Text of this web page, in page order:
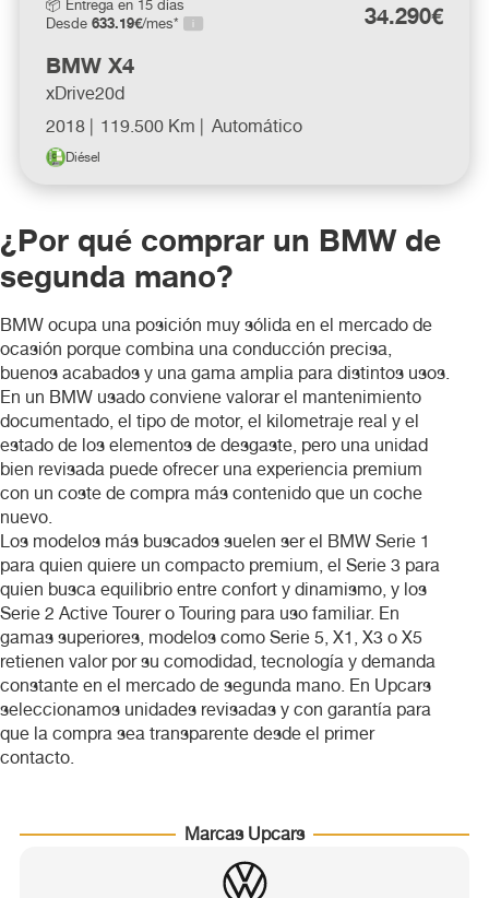
Nissan
Opel
Peugeot
santana
Seat
Skoda
Toyota
Volkswagen
Volvo
📦 Entrega en 15 días
Desde 633.19€/mes*
34.290€
BMW X4
xDrive20d
2018 | 119.500 Km | Automático
Diésel
¿Por qué comprar un BMW de
segunda mano?
BMW ocupa una posición muy sólida en el mercado de
ocasión porque combina una conducción precisa,
buenos acabados y una gama amplia para distintos usos.
En un BMW usado conviene valorar el mantenimiento
documentado, el tipo de motor, el kilometraje real y el
estado de los elementos de desgaste, pero una unidad
bien revisada puede ofrecer una experiencia premium
con un coste de compra más contenido que un coche
nuevo.
Los modelos más buscados suelen ser el BMW Serie 1
para quien quiere un compacto premium, el Serie 3 para
quien busca equilibrio entre confort y dinamismo, y los
Serie 2 Active Tourer o Touring para uso familiar. En
gamas superiores, modelos como Serie 5, X1, X3 o X5
retienen valor por su comodidad, tecnología y demanda
constante en el mercado de segunda mano. En Upcars
seleccionamos unidades revisadas y con garantía para
que la compra sea transparente desde el primer
contacto.
Marcas Upcars